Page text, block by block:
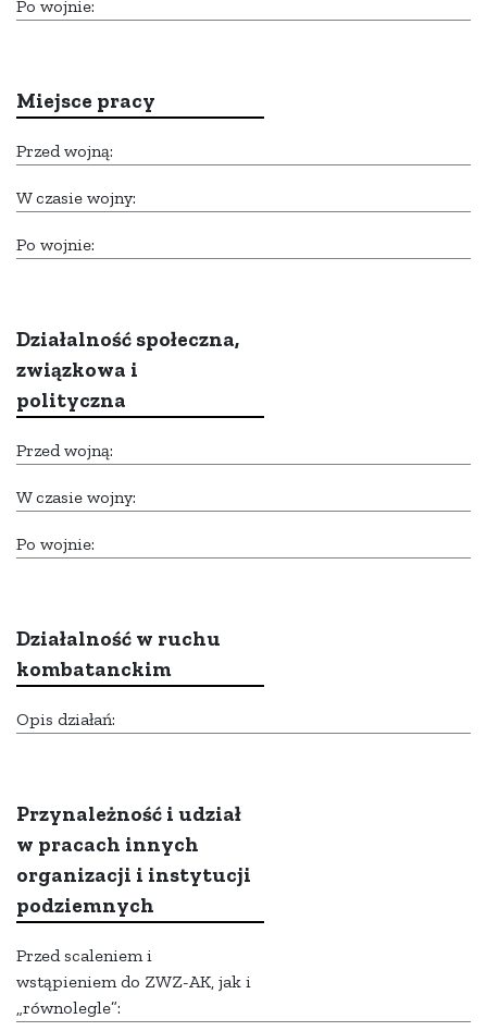
Po wojnie:
Miejsce pracy
Przed wojną:
W czasie wojny:
Po wojnie:
Działalność społeczna,
związkowa i
polityczna
Przed wojną:
W czasie wojny:
Po wojnie:
Działalność w ruchu
kombatanckim
Opis działań:
Przynależność i udział
w pracach innych
organizacji i instytucji
podziemnych
Przed scaleniem i
wstąpieniem do ZWZ-AK, jak i
„równolegle”: